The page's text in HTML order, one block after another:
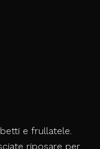
e frullatele.
riposare per